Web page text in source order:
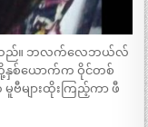
ြသည်။ ဘလက်လေဘယ်လ်
နှစ်ယောက်က ဝိုင်တစ်
ဗီများထိုးကြည့်ကာ ဖီ